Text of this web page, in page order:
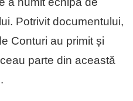
Potrivit documentului,
Conturi au primit și
parte din această